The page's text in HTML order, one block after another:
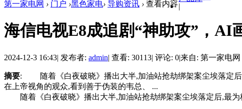
|
第一家电网 › 门户 ›黑色家电› 导购资讯 › 查看内容
海信电视E8成追剧“神助攻”，AI
2024-12-3 16:43| 发布者: admin| 查看: 30113| 评论: 0|来自: 第一家电网
摘要: 随着《白夜破晓》播出大半,加油站抢劫绑架案尘埃落定
在上帝视角的观众,看到善于伪装的韦总、 ...
随着《白夜破晓》播出大半,加油站抢劫绑架案尘埃落定后,最